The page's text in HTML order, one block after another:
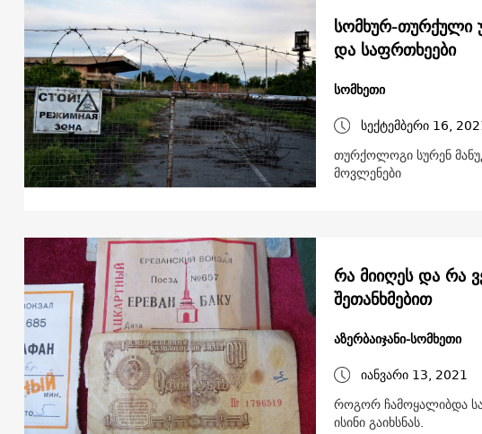
სომხურ-თურქული
და საფრთხეები
სომხეთი
სექტემბერი 16,
თურქოლოგი სურენ
მოვლენები
რა მიიღეს და რა
შეთანხმებით
აზერბაიჯანი-სომხეთი
იანვარი 13, 2021
როგორ ჩამოყალიბდა
ისინი გაიხსნას.